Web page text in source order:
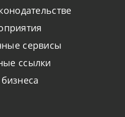
сервисы
ссылки